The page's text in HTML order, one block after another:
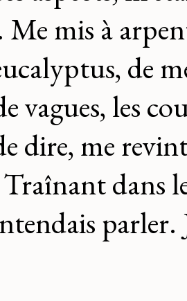
mis à
de
vagues, les
dire, me
dans
parler.